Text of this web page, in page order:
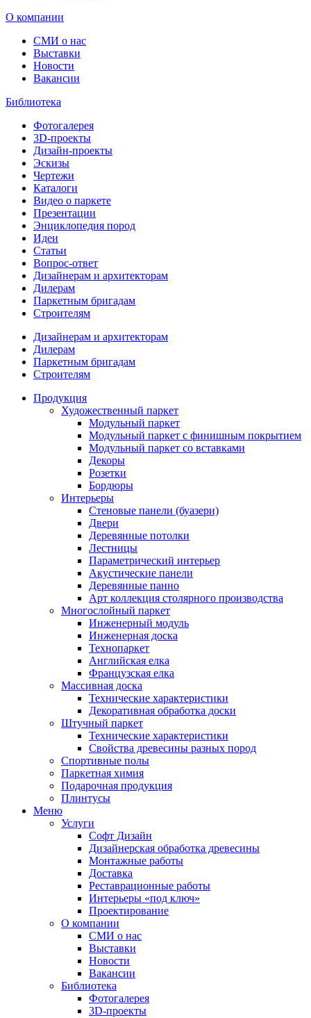
О компании
СМИ о нас
Выставки
Новости
Вакансии
Библиотека
Фотогалерея
3D-проекты
Дизайн-проекты
Эскизы
Чертежи
Каталоги
Видео о паркете
Презентации
Энциклопедия пород
Идеи
Статьи
Вопрос-ответ
Дизайнерам и архитекторам
Дилерам
Паркетным бригадам
Строителям
Дизайнерам и архитекторам
Дилерам
Паркетным бригадам
Строителям
Продукция
Художественный паркет
Модульный паркет
Модульный паркет с финишным покрытием
Модульный паркет со вставками
Декоры
Розетки
Бордюры
Интерьеры
Стеновые панели (буазери)
Двери
Деревянные потолки
Лестницы
Параметрический интерьер
Акустические панели
Деревянные панно
Арт коллекция столярного производства
Многослойный паркет
Инженерный модуль
Инженерная доска
Технопаркет
Английская елка
Французская елка
Массивная доска
Технические характеристики
Декоративная обработка доски
Штучный паркет
Технические характеристики
Свойства древесины разных пород
Спортивные полы
Паркетная химия
Подарочная продукция
Плинтусы
Меню
Услуги
Софт Дизайн
Дизайнерская обработка древесины
Монтажные работы
Доставка
Реставрационные работы
Интерьеры «под ключ»
Проектирование
О компании
СМИ о нас
Выставки
Новости
Вакансии
Библиотека
Фотогалерея
3D-проекты